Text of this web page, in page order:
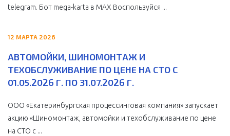
telegram. Бот mega-karta в МАХ Воспользуйся ...
12 МАРТА 2026
АВТОМОЙКИ, ШИНОМОНТАЖ И
ТЕХОБСЛУЖИВАНИЕ ПО ЦЕНЕ НА СТО С
01.05.2026 Г. ПО 31.07.2026 Г.
ООО «Екатеринбургская процессинговая компания» запускает
акцию «Шиномонтаж, автомойки и техобслуживание по цене
на СТО с ...